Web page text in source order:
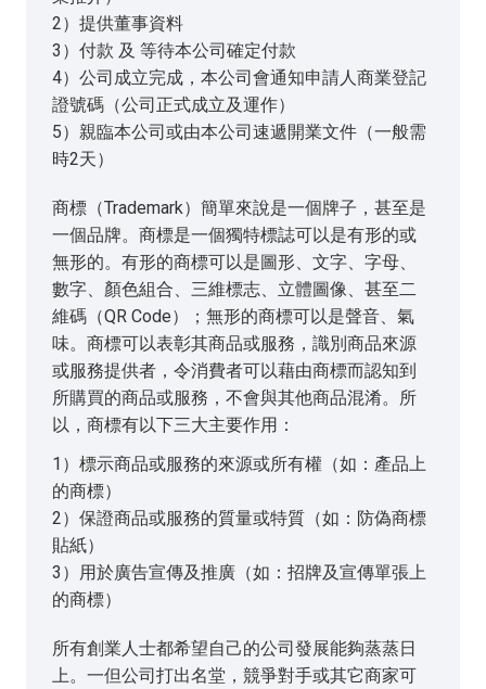
2）提供董事資料
3）付款 及 等待本公司確定付款
4）公司成立完成，本公司會通知申請人商業登記
證號碼（公司正式成立及運作）
5）親臨本公司或由本公司速遞開業文件（一般需
時2天）
商標（Trademark）簡單來說是一個牌子，甚至是
一個品牌。商標是一個獨特標誌可以是有形的或
無形的。有形的商標可以是圖形、文字、字母、
數字、顏色組合、三維標志、立體圖像、甚至二
維碼（QR Code）；無形的商標可以是聲音、氣
味。商標可以表彰其商品或服務，識別商品來源
或服務提供者，令消費者可以藉由商標而認知到
所購買的商品或服務，不會與其他商品混淆。所
以，商標有以下三大主要作用：
1）標示商品或服務的來源或所有權（如：產品上
的商標）
2）保證商品或服務的質量或特質（如：防偽商標
貼紙）
3）用於廣告宣傳及推廣（如：招牌及宣傳單張上
的商標）
所有創業人士都希望自己的公司發展能夠蒸蒸日
上。一但公司打出名堂，競爭對手或其它商家可